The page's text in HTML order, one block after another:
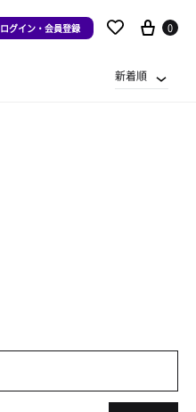
ログイン・会員登録 0
新着順